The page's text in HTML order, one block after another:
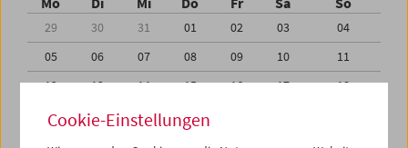
29 30 31 01 02 03
04
05
06 07 08 09 10
11
12
13 14 15 16 17
18
19
20 21 22
26
28 30
02
Cookie-Einstellungen